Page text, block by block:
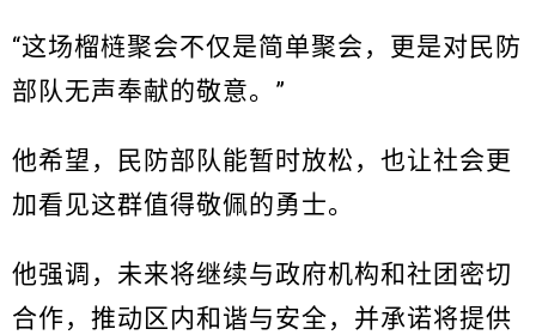
“这场榴梿聚会不仅是简单聚会，更是对民防
部队无声奉献的敬意。”
他希望，民防部队能暂时放松，也让社会更
加看见这群值得敬佩的勇士。
他强调，未来将继续与政府机构和社团密切
合作，推动区内和谐与安全，并承诺将提供